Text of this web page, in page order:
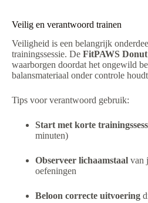
Veilig en verantwoord trainen
Veiligheid is een belangrijk
trainingssessie. De FitPAWS
waarborgen doordat het ongewild
balansmateriaal onder controle
Tips voor verantwoord gebruik:
Start met korte
minuten)
Observeer lichaamstaal van
oefeningen
Beloon correcte uitvoering